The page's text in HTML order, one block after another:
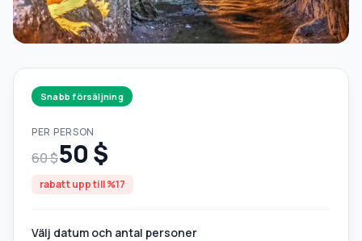
Snabb försäljning
PER PERSON
60 $50 $
rabatt upp till %17
Välj datum och antal personer